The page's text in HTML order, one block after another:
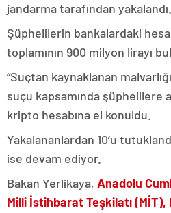
jandarma tarafından yakalandı.
Şüphelilerin bankalardaki
toplamının 900 milyon lirayı
“Suçtan kaynaklanan
suçu kapsamında şüphelilere
kripto hesabına el konuldu.
Yakalananlardan 10’u
ise devam ediyor.
Bakan Yerlikaya, Anadolu
Milli İstihbarat Teşkilatı (MİT),